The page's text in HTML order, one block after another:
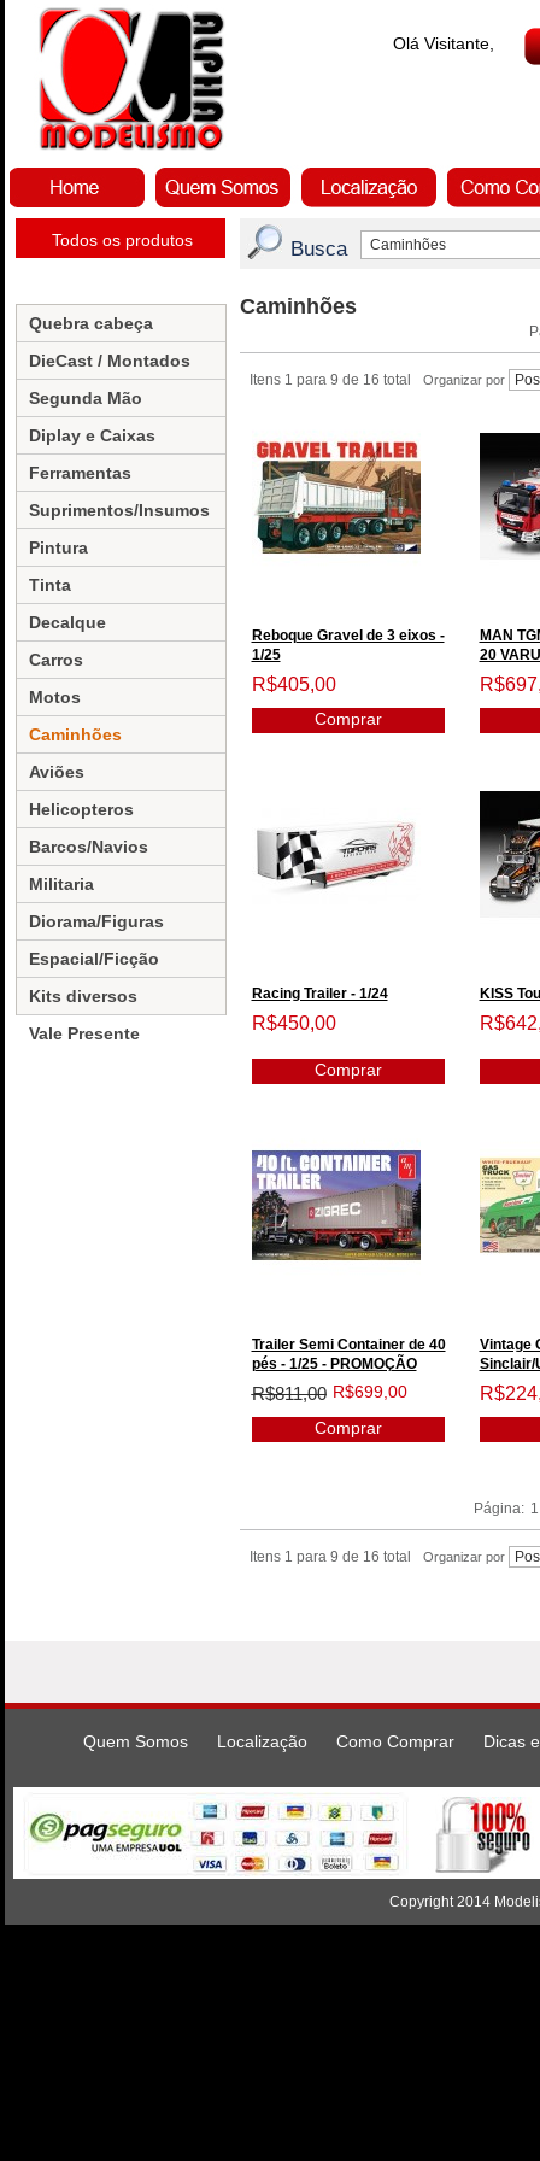
Olá Visitante,
Todos os produtos Busca
Caminhões
Itens 1 para 9 de 16 total Organizar por
Reboque Gravel de 3 eixos -
1/25
R$405,00
Comprar
MAN
20
Racing Trailer - 1/24
R$450,00
Comprar
KISS
Trailer Semi Container de 40
pés - 1/25 - PROMOÇÃO
R$811,00 R$699,00
Comprar
Vintage
Sinclair/
Itens 1 para 9 de 16 total Organizar por
Página: 1
Quebra cabeça
DieCast / Montados
Segunda Mão
Diplay e Caixas
Ferramentas
Suprimentos/Insumos
Pintura
Tinta
Decalque
Carros
Motos
Caminhões
Aviões
Helicopteros
Barcos/Navios
Militaria
Diorama/Figuras
Espacial/Ficção
Kits diversos
Vale Presente
Quem Somos Localização Como Comprar Dicas
Copyright 2014